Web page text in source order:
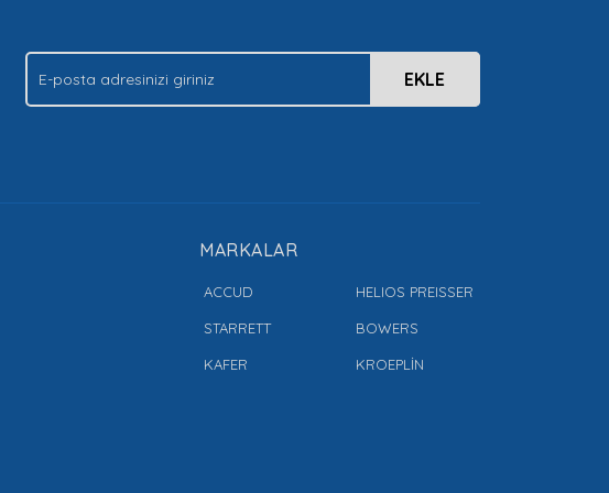
EKLE
MARKALAR
ACCUD
STARRETT
KAFER
HELIOS PREISSER
BOWERS
KROEPLİN